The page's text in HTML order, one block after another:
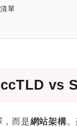
單
ccTLD
，而是網站架構